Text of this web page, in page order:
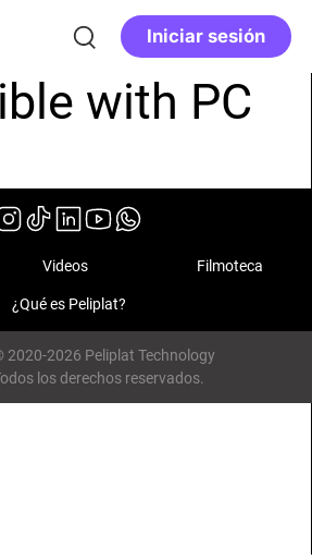
Iniciar sesión
with PC
Videos Filmoteca
¿Qué es Peliplat?
2020-2026 Peliplat Technology
los derechos reservados.